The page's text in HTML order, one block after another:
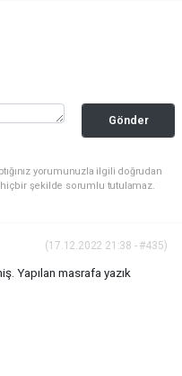
Gönder
yorumunuzla ilgili doğrudan
şekilde sorumlu tutulamaz.
(17.12.2022 21:38 - #435)
Yapılan masrafa yazık